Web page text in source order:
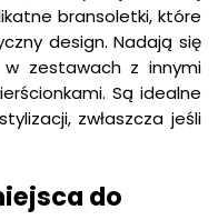
bransoletki, które
design. Nadają się
zestawach z innymi
Są idealne
zwłaszcza jeśli
do